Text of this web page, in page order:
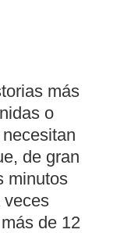
más
o
de gran
minutos
veces
de 12